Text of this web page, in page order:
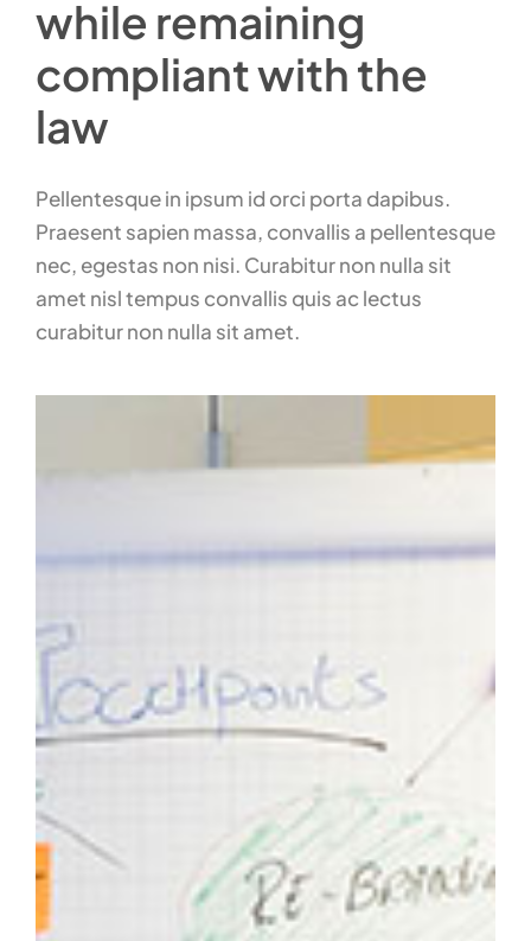
while remaining
compliant with the
law
Pellentesque in ipsum id orci porta dapibus.
Praesent sapien massa, convallis a pellentesque
nec, egestas non nisi. Curabitur non nulla sit
amet nisl tempus convallis quis ac lectus
curabitur non nulla sit amet.